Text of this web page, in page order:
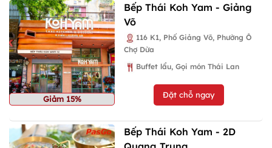
Giảm 15%
Bếp Thái Koh Yam - Giảng
Võ
116 K1, Phố Giảng Võ, Phường Ô
Chợ Dừa
Buffet lẩu, Gọi món Thái Lan
Đặt chỗ ngay
Bếp Thái Koh Yam - 2D